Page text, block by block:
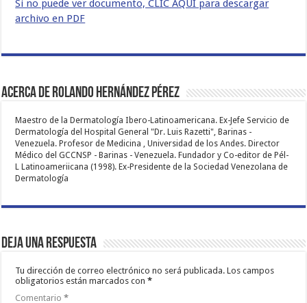
Si no puede ver documento, CLIC AQUI para descargar
archivo en PDF
Acerca de Rolando Hernández Pérez
Maestro de la Dermatología Ibero-Latinoamericana. Ex-Jefe Servicio de
Dermatología del Hospital General "Dr. Luis Razetti", Barinas -
Venezuela. Profesor de Medicina , Universidad de los Andes. Director
Médico del GCCNSP - Barinas - Venezuela. Fundador y Co-editor de Pél-
L Latinoameriicana (1998). Ex-Presidente de la Sociedad Venezolana de
Dermatología
Deja una respuesta
Tu dirección de correo electrónico no será publicada. Los campos
obligatorios están marcados con*
Comentario*